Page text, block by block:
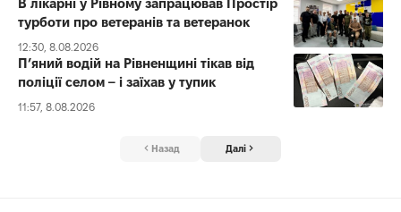
В лікарні у Рівному запрацював Простір
турботи про ветеранів та ветеранок
12:30, 8.08.2026
П’яний водій на Рівненщині тікав від
поліції селом – і заїхав у тупик
11:57, 8.08.2026
Назад Далі